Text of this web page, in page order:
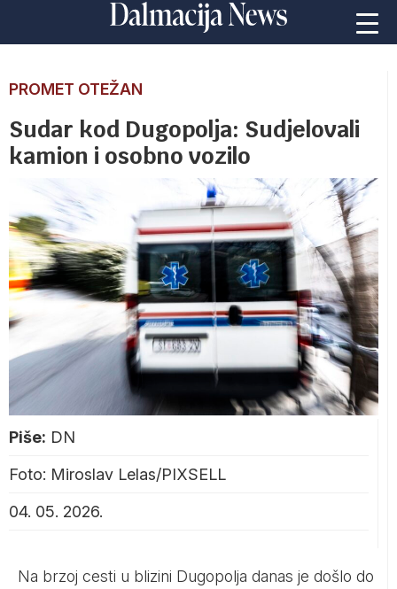
PROMET OTEŽAN
Sudar kod Dugopolja: Sudjelovali
kamion i osobno vozilo
Piše: DN
Foto: Miroslav Lelas/PIXSELL
04. 05. 2026.
Na brzoj cesti u blizini Dugopolja danas je došlo do